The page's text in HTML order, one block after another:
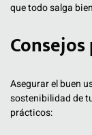
que todo salga
Asegurar el buen
sostenibilidad de
prácticos: